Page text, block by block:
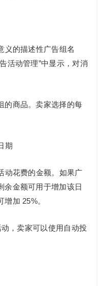
义的描述性广告组名
活动管理”中显示，对消
的商品。卖家选择的每
期
动花费的金额。如果广
余金额可用于增加该日
加 25%。
，卖家可以使用自动投